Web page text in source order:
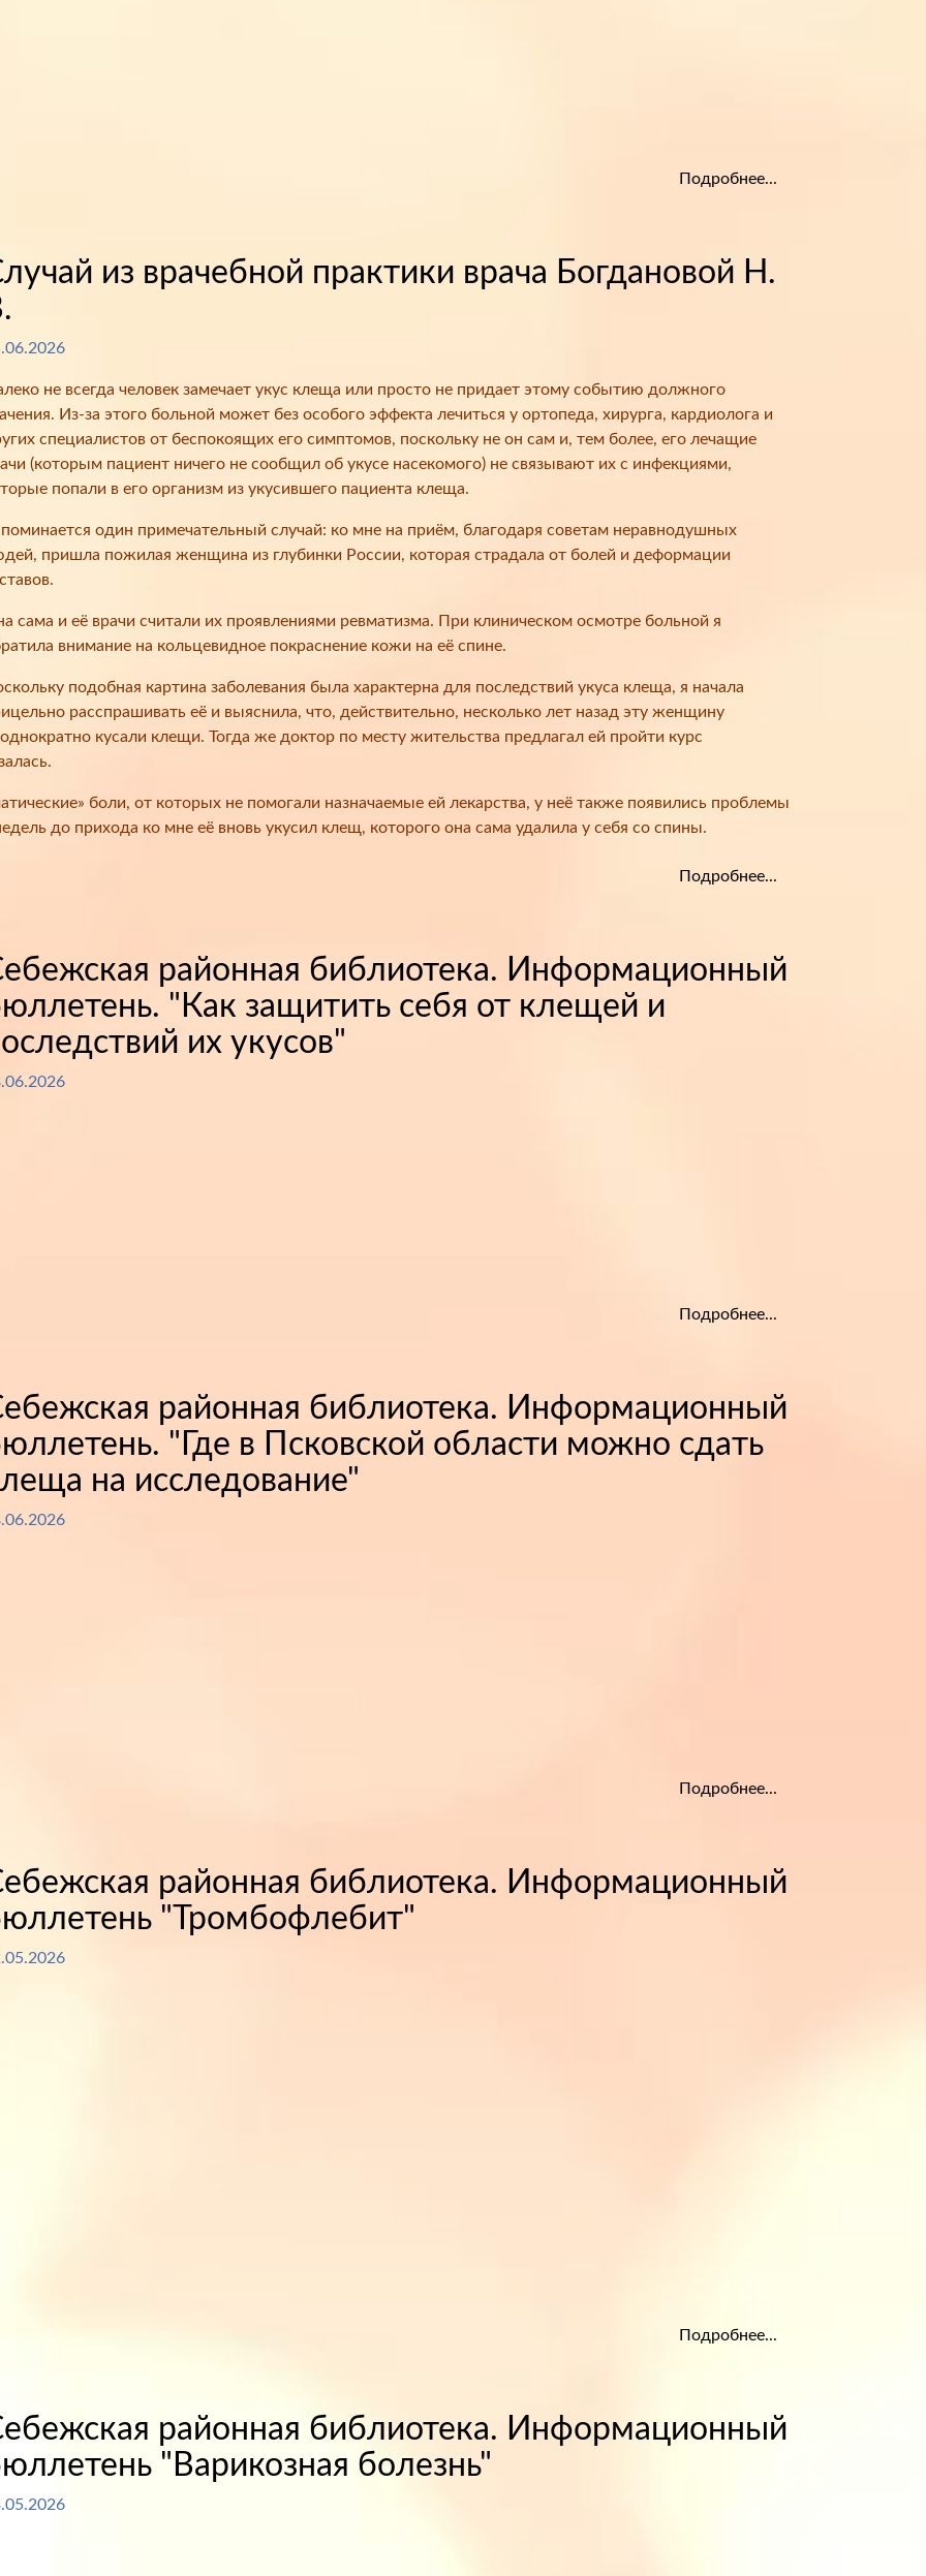
Подробнее...
из врачебной практики врача Богдановой Н.
не всегда человек замечает укус клеща или просто не придает этому событию должного
Из-за этого больной может без особого эффекта лечиться у ортопеда, хирурга, кардиолога и
специалистов от беспокоящих его симптомов, поскольку не он сам и, тем более, его лечащие
(которым пациент ничего не сообщил об укусе насекомого) не связывают их с инфекциями,
попали в его организм из укусившего пациента клеща.
один примечательный случай: ко мне на приём, благодаря советам неравнодушных
пришла пожилая женщина из глубинки России, которая страдала от болей и деформации
сама и её врачи считали их проявлениями ревматизма. При клиническом осмотре больной я
внимание на кольцевидное покраснение кожи на её спине.
подобная картина заболевания была характерна для последствий укуса клеща, я начала
расспрашивать её и выяснила, что, действительно, несколько лет назад эту женщину
кусали клещи. Тогда же доктор по месту жительства предлагал ей пройти курс
боли, от которых не помогали назначаемые ей лекарства, у неё также появились проблемы
до прихода ко мне её вновь укусил клещ, которого она сама удалила у себя со спины.
Подробнее...
районная библиотека. Информационный
"Как защитить себя от клещей и
их укусов"
Подробнее...
районная библиотека. Информационный
"Где в Псковской области можно сдать
на исследование"
Подробнее...
районная библиотека. Информационный
"Тромбофлебит"
Подробнее...
районная библиотека. Информационный
"Варикозная болезнь"